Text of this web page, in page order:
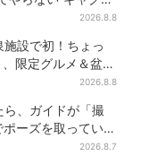
2026.8.8
施設で初！ちょっ
限定グルメ＆盆踊
2026.8.8
、ガイドが「撮
ーズを取っていた
2026.8.7